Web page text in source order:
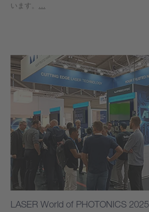
います。
…
LASER World of PHOTONICS 2025